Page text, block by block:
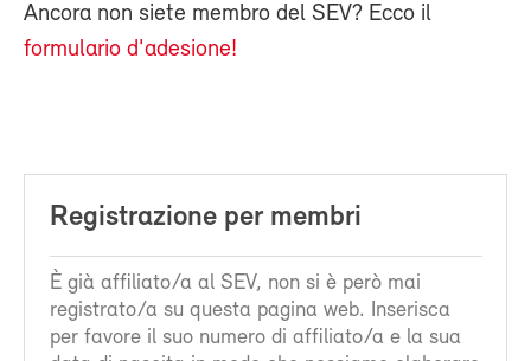
Ancora non siete membro del SEV? Ecco il
formulario d'adesione!
Registrazione per membri
È già affiliato/a al SEV, non si è però mai
registrato/a su questa pagina web. Inserisca
per favore il suo numero di affiliato/a e la sua